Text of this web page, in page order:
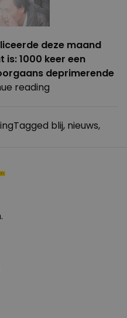
deze maand
1000 keer een
deprimerende
reading
Tagged blij, nieuws,